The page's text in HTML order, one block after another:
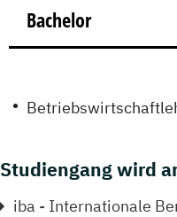
Bachelor
Studiengang wird
iba - Internationale